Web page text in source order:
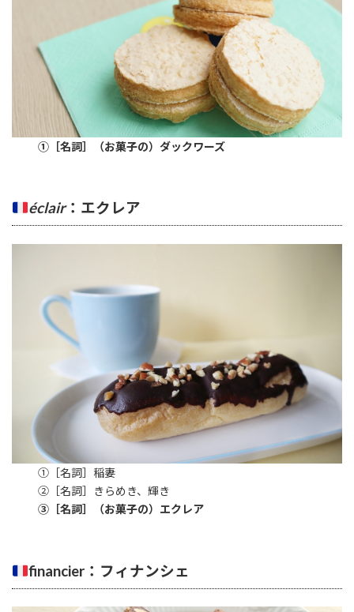
①［名詞］（お菓子の）ダックワーズ
éclair：エクレア
①［名詞］稲妻
②［名詞］きらめき、輝き
③［名詞］（お菓子の）エクレア
financier：フィナンシェ